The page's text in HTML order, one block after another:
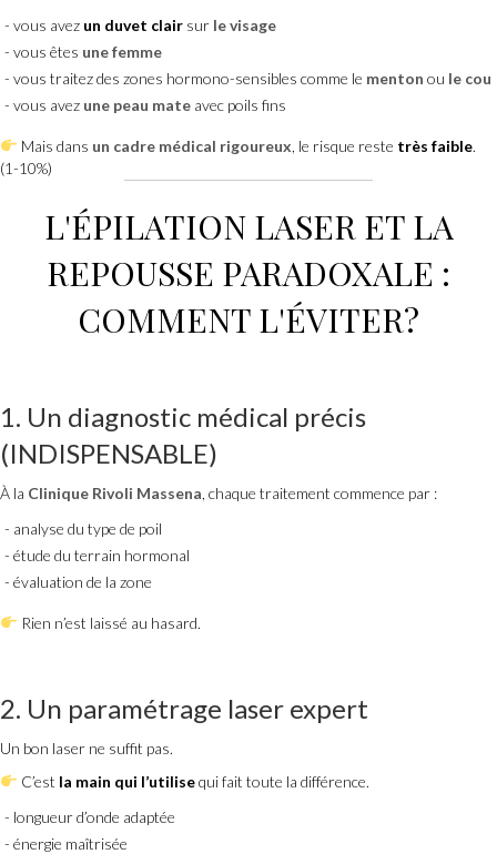
vous avez un duvet clair sur le visage
vous êtes une femme
vous traitez des zones hormono-sensibles comme le menton ou le cou
vous avez une peau mate avec poils fins
Mais dans un cadre médical rigoureux, le risque reste très faible.
(1-10%)
L'ÉPILATION LASER ET LA
REPOUSSE PARADOXALE :
COMMENT L'ÉVITER?
1. Un diagnostic médical précis
(INDISPENSABLE)
À la Clinique Rivoli Massena, chaque traitement commence par :
analyse du type de poil
étude du terrain hormonal
évaluation de la zone
Rien n’est laissé au hasard.
2. Un paramétrage laser expert
Un bon laser ne suffit pas.
C’est la main qui l’utilisequi fait toute la différence.
longueur d’onde adaptée
énergie maîtrisée